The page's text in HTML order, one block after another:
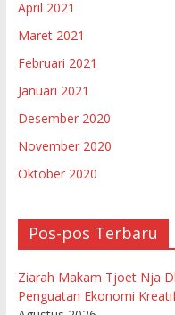
April 2021
Maret 2021
Februari 2021
Januari 2021
Desember 2020
November 2020
Oktober 2020
Pos-pos Terbaru
Ziarah Makam Tjoet Nja
Penguatan Ekonomi